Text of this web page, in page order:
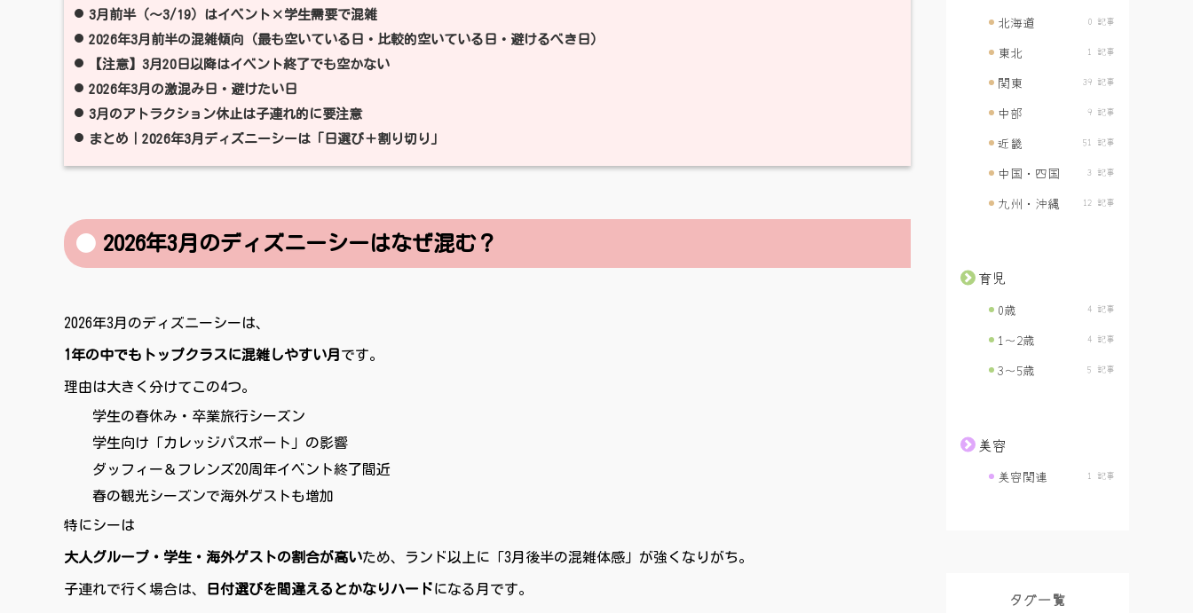
3月前半（〜3/19）はイベント×学生需要で混雑
2026年3月前半の混雑傾向（最も空いている日・比較的空いている日・避けるべき日）
【注意】3月20日以降はイベント終了でも空かない
2026年3月の激混み日・避けたい日
3月のアトラクション休止は子連れ的に要注意
まとめ｜2026年3月ディズニーシーは「日選び＋割り切り」
2026年3月のディズニーシーはなぜ混む？
2026年3月のディズニーシーは、
1年の中でもトップクラスに混雑しやすい月 です。
理由は大きく分けてこの4つ。
学生の春休み・卒業旅行シーズン
学生向け「カレッジパスポート」の影響
ダッフィー＆フレンズ20周年イベント終了間近
春の観光シーズンで海外ゲストも増加
特にシーは
大人グループ・学生・海外ゲストの割合が高いため、ランド以上に「3月後半の混雑体感」が強くなりがち。
子連れで行く場合は、 日付選びを間違えるとかなりハードになる月です。
北海道 0 記事
東北 1 記事
関東 39 記事
中部 9 記事
近畿 51 記事
中国・四国 3 記事
九州・沖縄 12 記事
育児
0歳 4 記事
1〜2歳 4 記事
3〜5歳 5 記事
美容
美容関連 1 記事
タグ一覧